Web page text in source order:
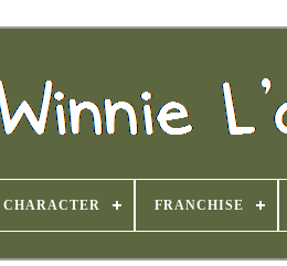
CHARACTER FRANCHISE